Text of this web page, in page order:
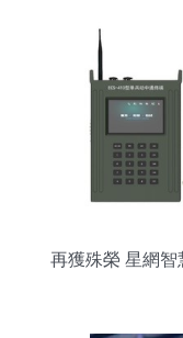
再獲殊榮 星網